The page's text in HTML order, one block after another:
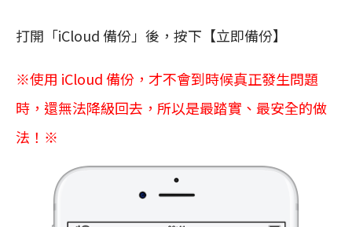
打開「iCloud 備份」後，按下【立即備份】
※使用 iCloud 備份，才不會到時候真正發生問題
時，還無法降級回去，所以是最踏實、最安全的做
法！※